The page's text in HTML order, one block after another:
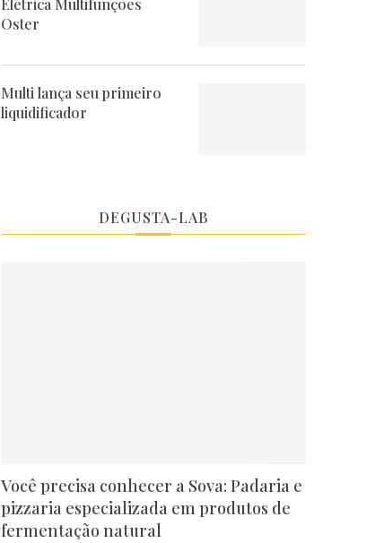
Oster
Multi lança seu primeiro
liquidificador
DEGUSTA-LAB
Você precisa conhecer a Sova: Padaria e
pizzaria especializada em produtos de
fermentação natural